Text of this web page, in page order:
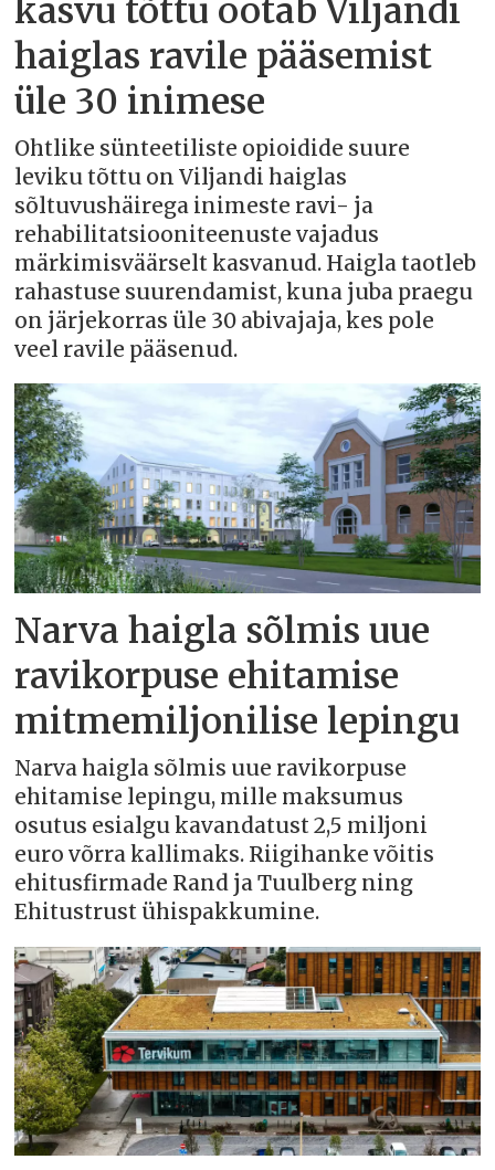
kasvu tõttu ootab Viljandi
haiglas ravile pääsemist
üle 30 inimese
Ohtlike sünteetiliste opioidide suure
leviku tõttu on Viljandi haiglas
sõltuvushäirega inimeste ravi- ja
rehabilitatsiooniteenuste vajadus
märkimisväärselt kasvanud. Haigla taotleb
rahastuse suurendamist, kuna juba praegu
on järjekorras üle 30 abivajaja, kes pole
veel ravile pääsenud.
Narva haigla sõlmis uue
ravikorpuse ehitamise
mitmemiljonilise lepingu
Narva haigla sõlmis uue ravikorpuse
ehitamise lepingu, mille maksumus
osutus esialgu kavandatust 2,5 miljoni
euro võrra kallimaks. Riigihanke võitis
ehitusfirmade Rand ja Tuulberg ning
Ehitustrust ühispakkumine.